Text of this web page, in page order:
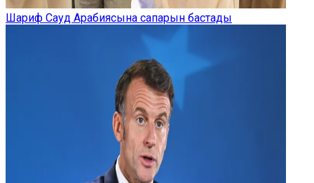
Шариф Сауд Арабиясына сапарын бастады